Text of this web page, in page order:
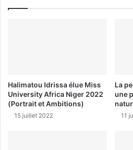
Halimatou Idrissa élue Miss
University Africa Niger 2022
(Portrait et Ambitions)
15 juillet 2022
La
une
11